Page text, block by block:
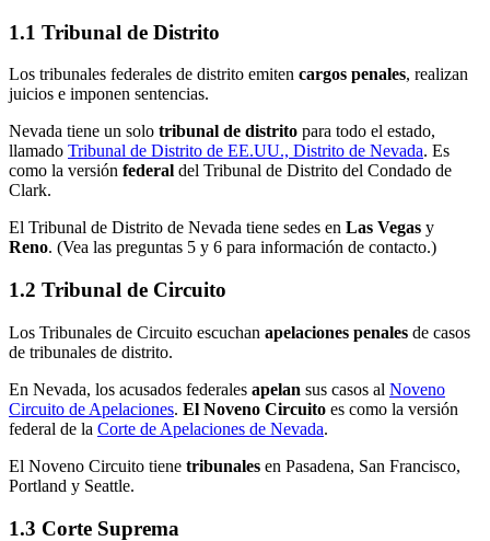
1.1 Tribunal de Distrito
Los tribunales federales de distrito emiten cargos penales, realizan
juicios e imponen sentencias.
Nevada tiene un solo tribunal de distrito para todo el estado,
llamado Tribunal de Distrito de EE.UU., Distrito de Nevada. Es
como la versión federal del Tribunal de Distrito del Condado de
Clark.
El Tribunal de Distrito de Nevada tiene sedes en Las Vegas y
Reno. (Vea las preguntas 5 y 6 para información de contacto.)
1.2 Tribunal de Circuito
Los Tribunales de Circuito escuchan apelaciones penales de casos
de tribunales de distrito.
En Nevada, los acusados federales apelan sus casos al Noveno
Circuito de Apelaciones. El Noveno Circuito es como la versión
federal de la Corte de Apelaciones de Nevada.
El Noveno Circuito tiene tribunales en Pasadena, San Francisco,
Portland y Seattle.
1.3 Corte Suprema